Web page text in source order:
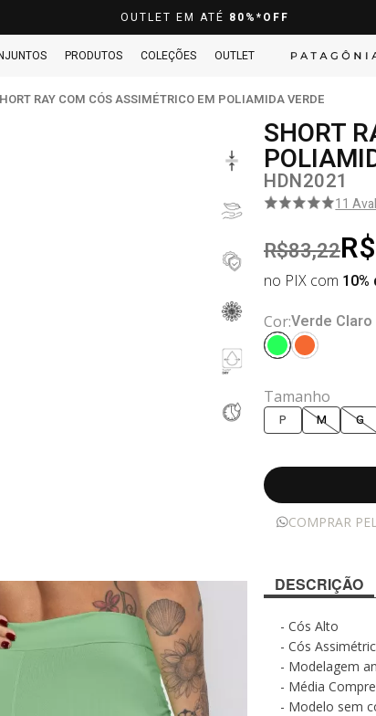
OUTLET EM ATÉ 80%*OFF
PRODUTOS COLEÇÕES OUTLET
RAY COM CÓS ASSIMÉTRICO EM POLIAMIDA VERDE
SHORT
HDN2021
11
R$83,22
no PIX com
Cor:Verde Claro
Tamanho
P M G
COMPRAR
DESCRIÇÃO
- Cós Alto
- Cós
- Modelagem
- Média
- Modelo sem